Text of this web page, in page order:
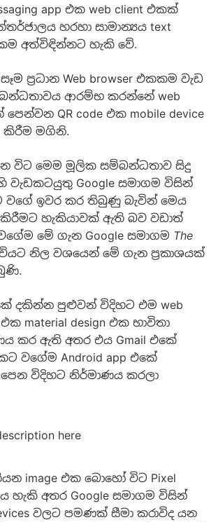
app එක web client එකක්
හරහා සාමාන්‍යය text
අත්විඳින්නට හැකි වේ.
ප්‍රධාන Web browser එකකම වැඩ
ආරම්භ කරන්නේ web
QR code එක mobile device
කිරීම මගිනි.
විට මෙම මූලික සම්බන්ධතාව සිදු
Google සමාගම විසින්
ඉවර කර තිබුණු බැවින් මෙය
කිරීමට හැකියාවක් ඇති බව වඩාත්
මේ ගැන Google සමාගම The
නිල වශයෙන් මේ ගැන ප්‍රකාශයක්
දකින්න පුළුවන් විදිහට එම web
එක material design එක භාවිතා
කර ඇති අතර එය Gmail එකේ
වගේම Android app එකේ
විදිහට නිර්මාණය කරලා
image එක බොහෝ විට Pixel
හැකි අතර Google සමාගම විසින්
වලට පමණක් සීමා කරාවිද යන